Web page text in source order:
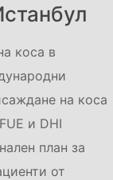
коса в
на коса
и DHI
план за
от